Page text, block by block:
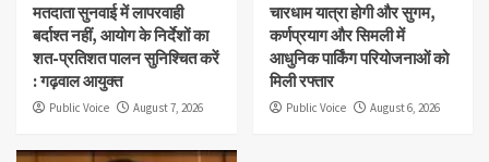
मतदाता सुनवाई में लापरवाही
बर्दाश्त नहीं, आयोग के निर्देशों का
शत-प्रतिशत पालन सुनिश्चित करें
: गढ़वाल आयुक्त
Public Voice August 7, 2026
चारधाम यात्रा होगी और सुगम,
कर्णप्रयाग और सिमली में
आधुनिक पार्किंग परियोजनाओं को
मिली रफ्तार
Public Voice August 6, 2026